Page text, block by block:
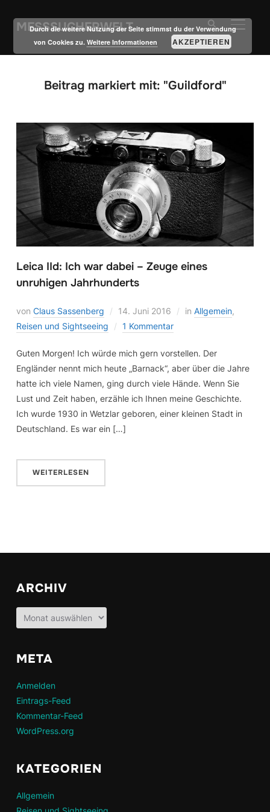
MESSSUCHERWELT
Beitrag markiert mit: "Guildford"
Leica IId: Ich war dabei – Zeuge eines
unruhigen Jahrhunderts
von Claus Sassenberg 14. Juni 2016 in Allgemein,
Reisen und Sightseeing
1 Kommentar
Guten Morgen! Ich würde mich gern vorstellen. Der
Engländer nennt mich heute „Barnack“, aber über die Jahre
hatte ich viele Namen, ging durch viele Hände. Wenn Sie
Lust und Zeit haben, erzähle ich Ihnen meine Geschichte.
Ich wurde 1930 in Wetzlar geboren, einer kleinen Stadt in
Deutschland. Es war ein […]
WEITERLESEN
ARCHIV
Archiv
META
Anmelden
Eintrags-Feed
Kommentar-Feed
WordPress.org
KATEGORIEN
Allgemein
Durch die weitere Nutzung der Seite stimmst du der Verwendung
von Cookies zu.Weitere Informationen AKZEPTIEREN